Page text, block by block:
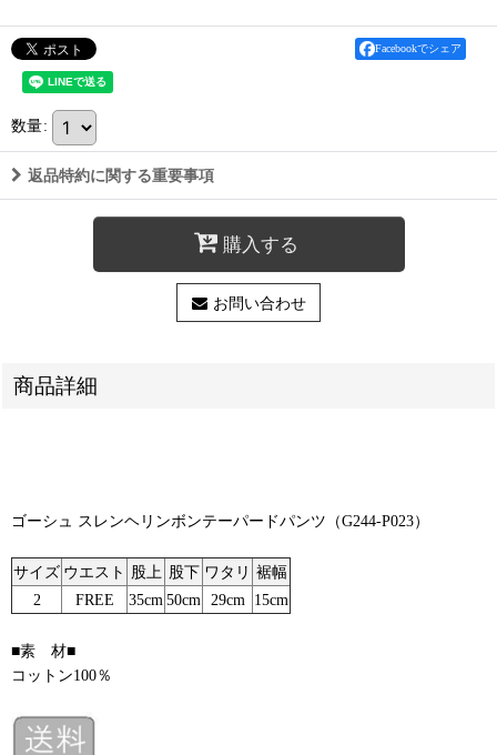
Facebookでシェア
数量:
返品特約に関する重要事項
購入する
お問い合わせ
商品詳細
ゴーシュ スレンヘリンボンテーパードパンツ（G244-P023）
サイズ ウエスト 股上 股下 ワタリ 裾幅
2
FREE 35cm 50cm 29cm 15cm
■素 材■
コットン100％